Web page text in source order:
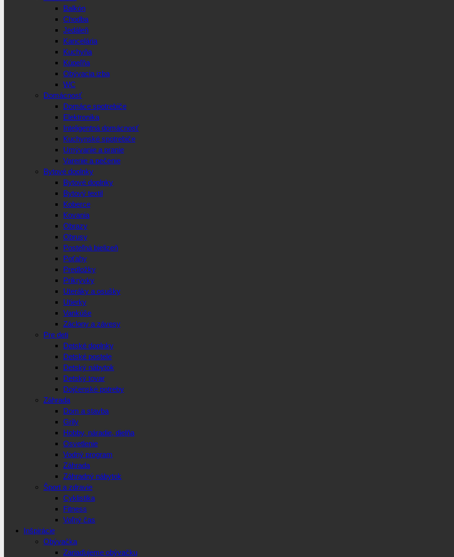
Balkón
Chodba
Jedáleň
Kancelária
Kuchyňa
Kúpeľňa
Obývacia izba
WC
Domácnosť
Domáce spotrebiče
Elektronika
Inteligentná domácnosť
Kuchynské spotrebiče
Umývanie a pranie
Varenie a pečenie
Bytové doplnky
Bytové doplnky
Bytový textil
Koberce
Kovania
Obrazy
Obrusy
Posteľná bielizeň
Poťahy
Predložky
Prikrývky
Uteráky a osušky
Utierky
Vankúše
Záclony a závesy
Pre deti
Detské doplnky
Detské postele
Detský nábytok
Detský tovar
Dojčenské potreby
Záhrada
Dom a stavba
Grily
Hobby, náradie, dielňa
Osvetlenie
Vodný program
Záhrada
Záhradný nábytok
Šport a zdravie
Cyklistika
Fitness
Voľný čas
Inšpirácie
Obývačka
Zariaďujeme obývačku